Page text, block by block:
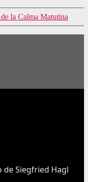
la Calma Matutina
de Siegfried Hagl